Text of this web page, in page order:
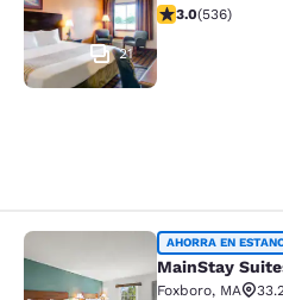
21
calificación de
3.0(536)
MainStay Suites
AHORRA EN
MainStay
Foxboro, MA